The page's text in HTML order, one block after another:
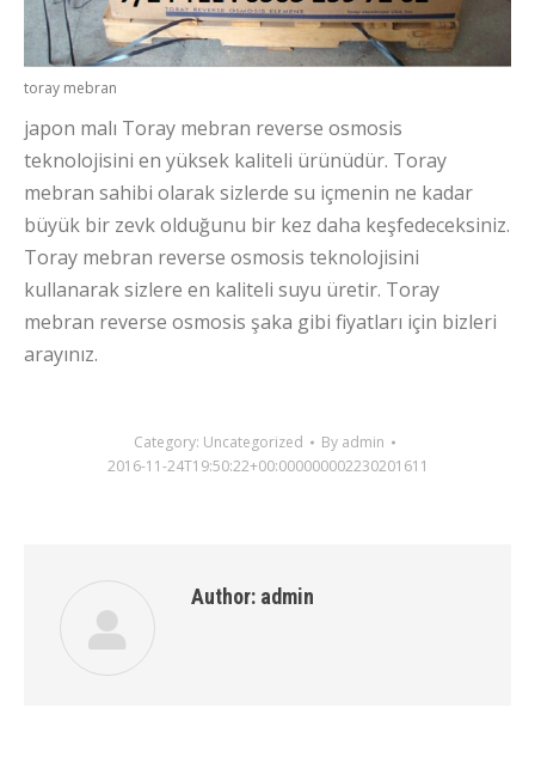
toray mebran
japon malı Toray mebran reverse osmosis
teknolojisini en yüksek kaliteli ürünüdür. Toray
mebran sahibi olarak sizlerde su içmenin ne kadar
büyük bir zevk olduğunu bir kez daha keşfedeceksiniz.
Toray mebran reverse osmosis teknolojisini
kullanarak sizlere en kaliteli suyu üretir. Toray
mebran reverse osmosis şaka gibi fiyatları için bizleri
arayınız.
Category: Uncategorized By admin
2016-11-24T19:50:22+00:000000002230201611
Author: admin